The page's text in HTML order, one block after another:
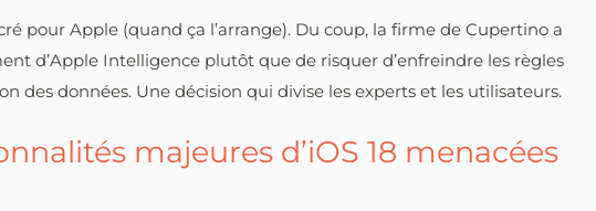
pour Apple (quand ça l’arrange). Du coup, la firme de Cupertino a
d’Apple Intelligence plutôt que de risquer d’enfreindre les règles
des données. Une décision qui divise les experts et les utilisateurs.
majeures d’iOS 18 menacées